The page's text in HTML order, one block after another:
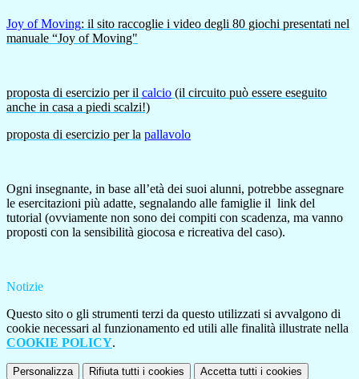
Joy of Moving: il sito raccoglie i video degli 80 giochi presentati nel
manuale “Joy of Moving"
proposta di esercizio per il calcio (il circuito può essere eseguito
anche in casa a piedi scalzi!)
proposta di esercizio per la pallavolo
Ogni insegnante, in base all’età dei suoi alunni, potrebbe assegnare
le esercitazioni più adatte, segnalando alle famiglie il link del
tutorial (ovviamente non sono dei compiti con scadenza, ma vanno
proposti con la sensibilità giocosa e ricreativa del caso).
Notizie
Questo sito o gli strumenti terzi da questo utilizzati si avvalgono di
cookie necessari al funzionamento ed utili alle finalità illustrate nella
COOKIE POLICY.
Personalizza Rifiuta tutti i cookies Accetta tutti i cookies